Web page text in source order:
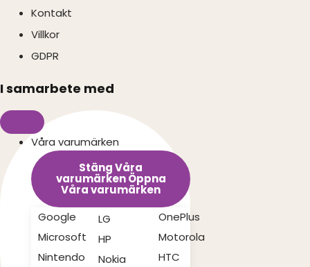
Kontakt
Villkor
GDPR
I samarbete med
Våra varumärken
Stäng Våra
varumärken Öppna
Våra varumärken
Google
Microsoft
Nintendo
LG
HP
Nokia
OnePlus
Motorola
HTC